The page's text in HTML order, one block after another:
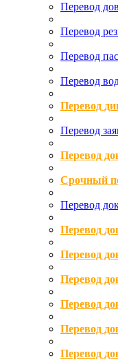
Перевод
Перевод
Перевод
Перевод
Перевод
Перевод
Перевод
Срочный
Перевод
Перевод
Перевод
Перевод
Перевод
Перевод
Перевод